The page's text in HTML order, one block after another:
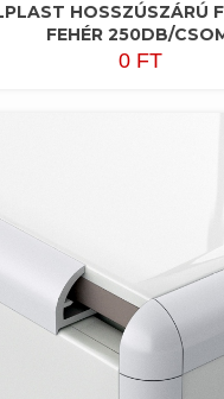
HOSSZÚSZÁRÚ
FEHÉR 250DB/
0 FT